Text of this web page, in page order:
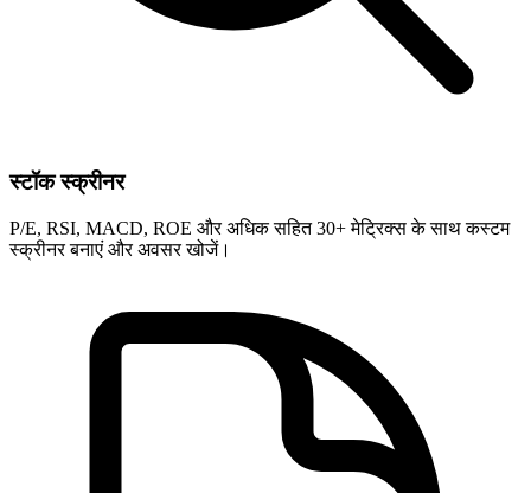
स्टॉक स्क्रीनर
P/E, RSI, MACD, ROE और अधिक सहित 30+ मेट्रिक्स के साथ कस्टम
स्क्रीनर बनाएं और अवसर खोजें।